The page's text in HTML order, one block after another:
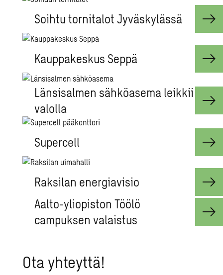
Soihtu tornitalot Jyväskylässä
Kauppakeskus Seppä
Länsisalmen sähköasema leikkii
valolla
Supercell
Raksilan energiavisio
Aalto-yliopiston Töölö
campuksen valaistus
Ota yh­teyt­tä!